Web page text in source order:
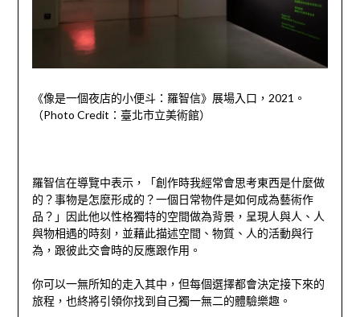
《像是一個夜店的小便斗：羅智信》展場入口， 2021 。
（Photo Credit ：臺北市立美術館）
羅智信在導覽中表示，「創作時我經常會思考東西是什麼做
的？事物是怎麼形成的？一個日常物件是如何成為藝術作
品？」因此他以性格獨特的空間做為背景，呈現人與人、人
與物相遇的時刻，並藉此描述空間、物質、人的活動與行
為，跟彼此交會時的反應跟作用。
你可以一無所知的走入其中，但每個選擇都會決定接下來的
旅程，也終將引領你找到自己獨一無二的體驗樂趣。